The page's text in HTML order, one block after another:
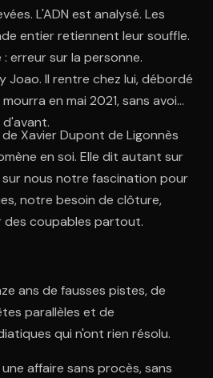
L'ADN est analysé. Les
entier retiennent leur souffle.
erreur sur la personne.
Joao. Il rentre chez lui, débordé
en mai 2021, sans avoir
Xavier Dupont de Ligonnès
en soi. Elle dit autant sur
nous notre fascination pour
notre besoin de clôture,
coupables partout.
ans de fausses pistes, de
parallèles et de
qui n'ont rien résolu.
affaire sans procès, sans